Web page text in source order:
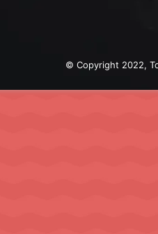
© Copyright 2022,